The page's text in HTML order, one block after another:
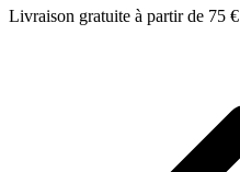
Livraison gratuite à partir de 75 €